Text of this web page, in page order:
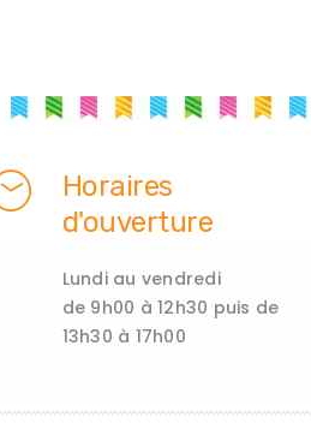
Horaires
d'ouverture
Lundi au vendredi
de 9h00 à 12h30 puis de
13h30 à 17h00